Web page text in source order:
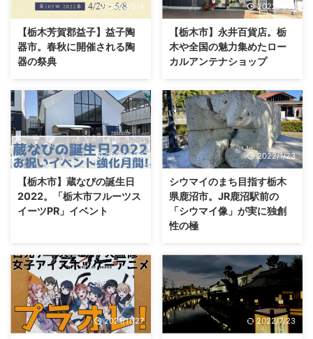
2022/5/4
【栃木芳賀郡益子】益子陶
器市。春秋に開催される陶
器の祭典
2022/4/16
【栃木市】永井百貨店。栃
木や全国の魅力集めたロー
カルアンテナショップ
2022/4/10
【栃木市】蔵なびの誕生日
2022。「栃木市フルーツス
イーツPR」イベント
2022/1/23
シウマイのまち目指す栃木
県鹿沼市。JR鹿沼駅前の
「シウマイ像」が実に独創
性の極
2021/11/27 2022/7/23